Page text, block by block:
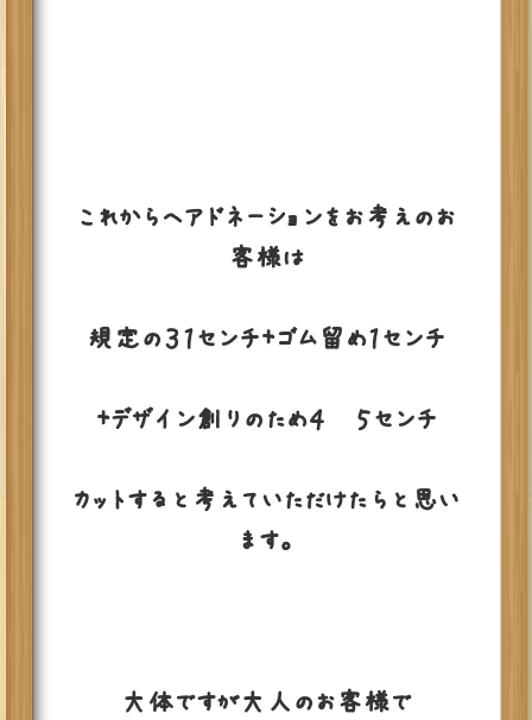
これからヘアドネーションをお考えのお
客様は
規定の３１センチ＋ゴム留め１センチ
＋デザイン創りのため４〜５センチ
カットすると考えていただけたらと思い
ます。
大体ですが大人のお客様で